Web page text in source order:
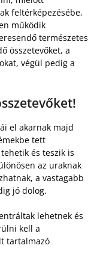
feltérképezésébe,
működik
természetes
összetevőket, a
végül pedig a
el akarnak majd
tett
és teszik is
az uraknak
a vastagabb
jó dolog.
lehetnek és
kell a
tartalmazó